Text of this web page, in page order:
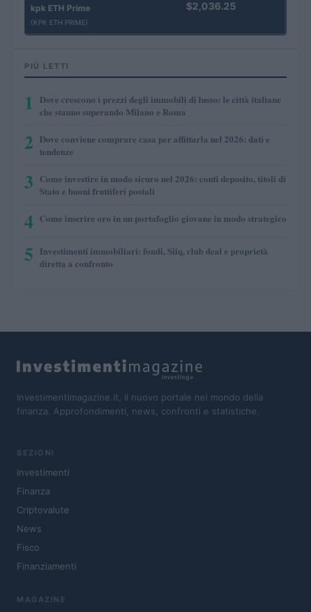
kpk ETH Prime
(KPK ETH PRIME)
$2,036.25
PIÙ LETTI
1
Dove crescono i prezzi degli immobili di lusso: le città italiane
che stanno superando Milano e Roma
2 Dove conviene comprare casa per affittarla nel 2026: dati e
tendenze
3 Come investire in modo sicuro nel 2026: conti deposito, titoli di
Stato e buoni fruttiferi postali
4 Come inserire oro in un portafoglio giovane in modo strategico
5 Investimenti immobiliari: fondi, Siiq, club deal e proprietà
diretta a confronto
Investimentimagazine.it, il nuovo portale nel mondo della
finanza. Approfondimenti, news, confronti e statistiche.
SEZIONI
Investimenti
Finanza
Criptovalute
News
Fisco
Finanziamenti
MAGAZINE